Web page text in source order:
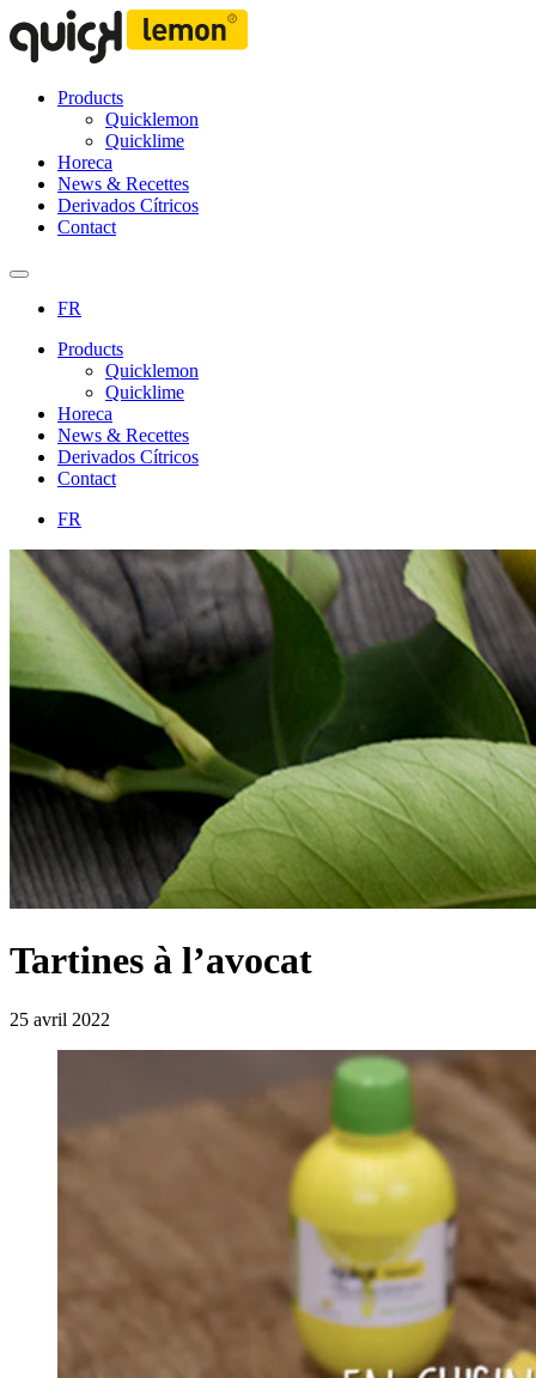
Products
Quicklemon
Quicklime
Horeca
News & Recettes
Derivados Cítricos
Contact
FR
Products
Quicklemon
Quicklime
Horeca
News & Recettes
Derivados Cítricos
Contact
FR
Tartines à l’avocat
25 avril 2022